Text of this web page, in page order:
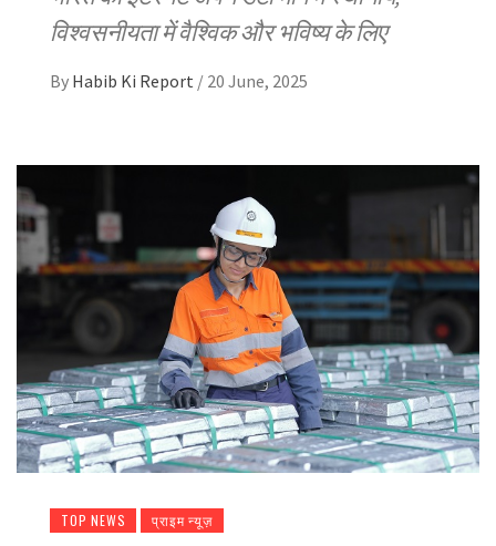
विश्वसनीयता में वैश्विक और भविष्य के लिए
By Habib Ki Report / 20 June, 2025
TOP NEWS प्राइम न्यूज़